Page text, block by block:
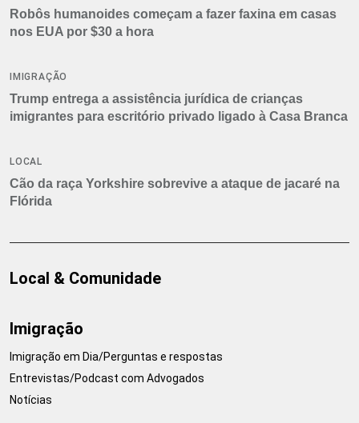
Robôs humanoides começam a fazer faxina em casas
nos EUA por $30 a hora
IMIGRAÇÃO
Trump entrega a assistência jurídica de crianças
imigrantes para escritório privado ligado à Casa Branca
LOCAL
Cão da raça Yorkshire sobrevive a ataque de jacaré na
Flórida
Local & Comunidade
Imigração
Imigração em Dia/Perguntas e respostas
Entrevistas/Podcast com Advogados
Notícias